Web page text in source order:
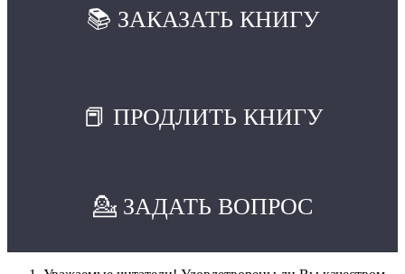
📚 ЗАКАЗАТЬ КНИГУ
📕 ПРОДЛИТЬ КНИГУ
💁 ЗАДАТЬ ВОПРОС